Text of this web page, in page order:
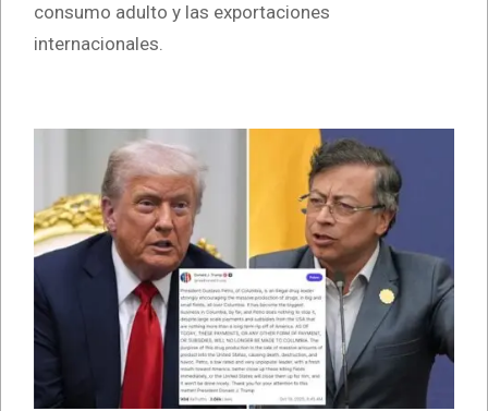
consumo adulto y las exportaciones
internacionales.